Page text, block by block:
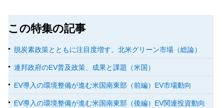
この特集の記事
脱炭素政策とともに注目度増す、北米グリーン市場（総論）
連邦政府のEV普及政策、成果と課題（米国）
EV導入の環境整備が進む米国南東部（前編）EV市場動向
EV導入の環境整備が進む米国南東部（後編）EV関連投資動向